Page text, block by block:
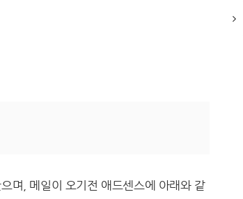
며, 메일이 오기전 애드센스에 아래와 같